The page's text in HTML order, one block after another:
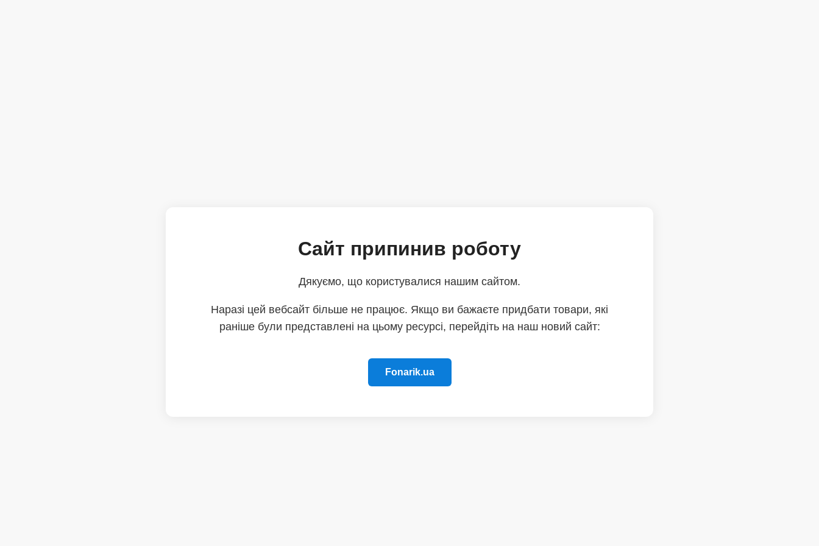
Сайт припинив роботу
Дякуємо, що користувалися нашим сайтом.
Наразі цей вебсайт більше не працює. Якщо ви бажаєте придбати товари, які
раніше були представлені на цьому ресурсі, перейдіть на наш новий сайт:
Fonarik.ua